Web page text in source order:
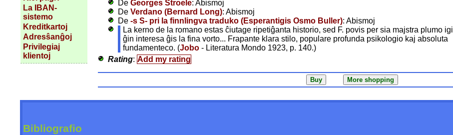
La IBAN-
sistemo
Kreditkartoj
Adresŝanĝoj
Privilegiaj
klientoj
De Georges Stroele: Abismoj
De Verdano (Bernard Long): Abismoj
De -s S- pri la finnlingva traduko (Esperantigis Osmo Buller): Abismoj
La kerno de la romano estas ĉiutage ripetiĝanta historio, sed F. povis per sia majstra plumo igi
ĝin interesa ĝis la fina vorto... Frapante klara stilo, populare profunda psikologio kaj absoluta
fundamenteco. (Jobo- Literatura Mondo 1923, p. 140.)
Rating: Add my rating
Bibliografio